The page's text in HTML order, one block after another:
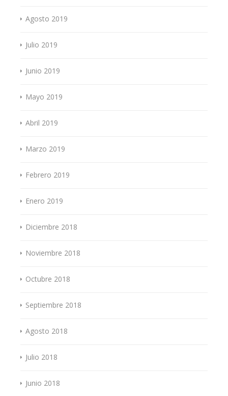
Agosto 2019
Julio 2019
Junio 2019
Mayo 2019
Abril 2019
Marzo 2019
Febrero 2019
Enero 2019
Diciembre 2018
Noviembre 2018
Octubre 2018
Septiembre 2018
Agosto 2018
Julio 2018
Junio 2018